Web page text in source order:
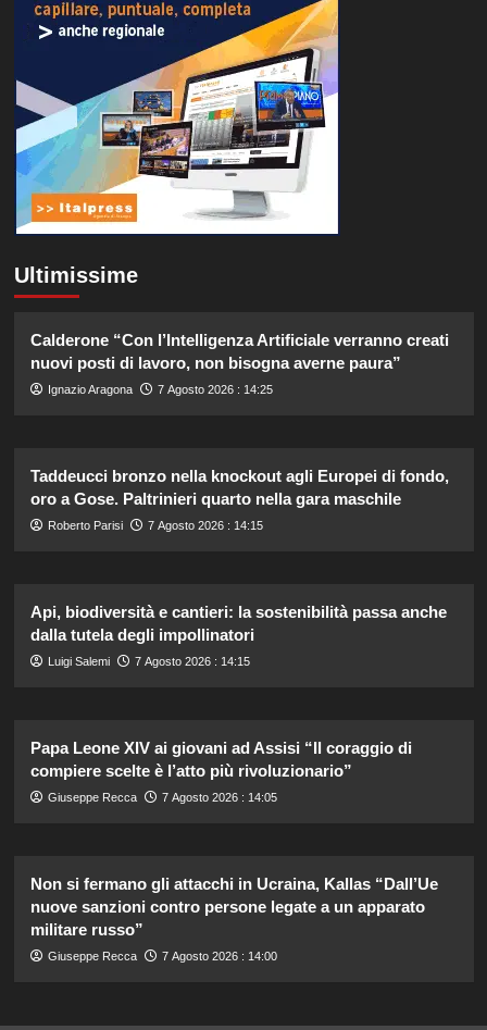
Ultimissime
Calderone “Con l’Intelligenza Artificiale verranno creati
nuovi posti di lavoro, non bisogna averne paura”
Ignazio Aragona 7 Agosto 2026 : 14:25
Taddeucci bronzo nella knockout agli Europei di fondo,
oro a Gose. Paltrinieri quarto nella gara maschile
Roberto Parisi 7 Agosto 2026 : 14:15
Api, biodiversità e cantieri: la sostenibilità passa anche
dalla tutela degli impollinatori
Luigi Salemi 7 Agosto 2026 : 14:15
Papa Leone XIV ai giovani ad Assisi “Il coraggio di
compiere scelte è l’atto più rivoluzionario”
Giuseppe Recca 7 Agosto 2026 : 14:05
Non si fermano gli attacchi in Ucraina, Kallas “Dall’Ue
nuove sanzioni contro persone legate a un apparato
militare russo”
Giuseppe Recca 7 Agosto 2026 : 14:00